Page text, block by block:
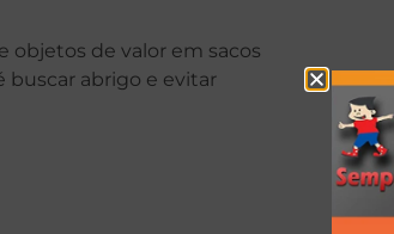
objetos de valor em sacos
buscar abrigo e evitar